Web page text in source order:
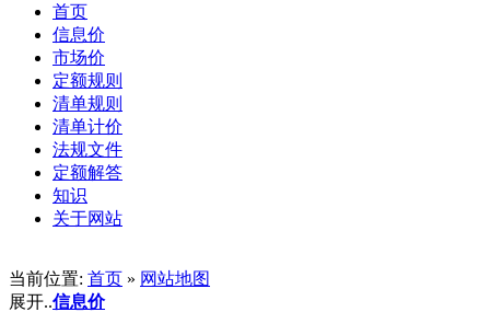
首页
信息价
市场价
定额规则
清单规则
清单计价
法规文件
定额解答
知识
关于网站
当前位置: 首页 » 网站地图
展开..信息价